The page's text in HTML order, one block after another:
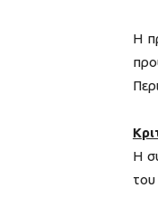
Η
Η
του